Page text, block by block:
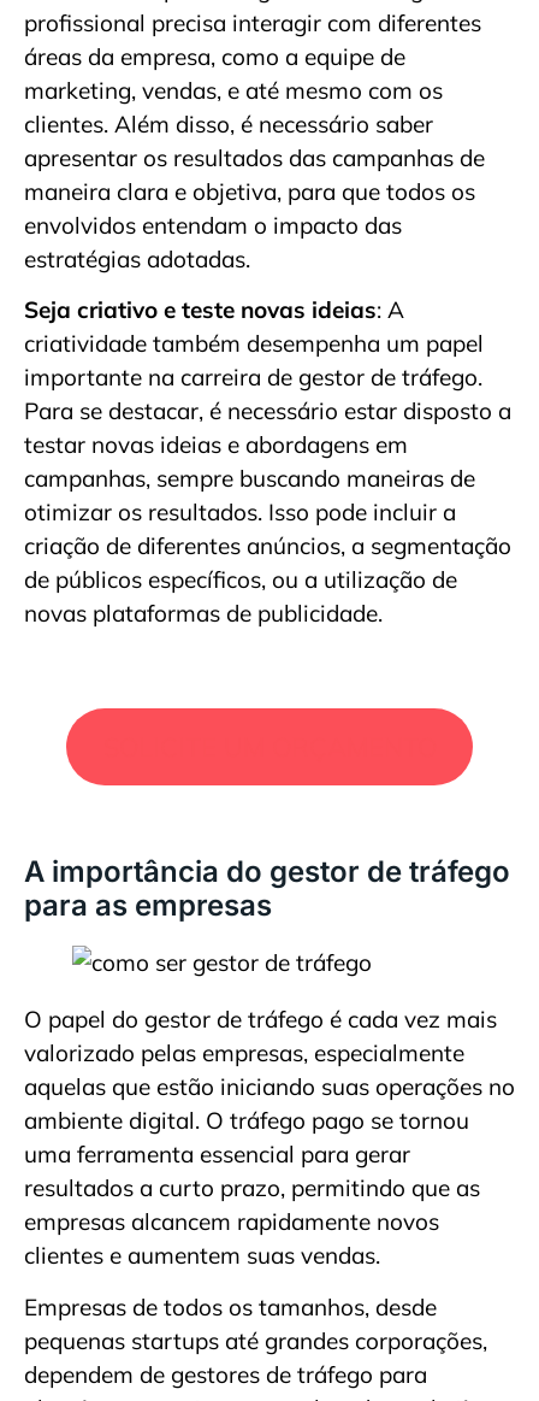
profissional precisa interagir com diferentes
áreas da empresa, como a equipe de
marketing, vendas, e até mesmo com os
clientes. Além disso, é necessário saber
apresentar os resultados das campanhas de
maneira clara e objetiva, para que todos os
envolvidos entendam o impacto das
estratégias adotadas.
Seja criativo e teste novas ideias: A
criatividade também desempenha um papel
importante na carreira de gestor de tráfego.
Para se destacar, é necessário estar disposto a
testar novas ideias e abordagens em
campanhas, sempre buscando maneiras de
otimizar os resultados. Isso pode incluir a
criação de diferentes anúncios, a segmentação
de públicos específicos, ou a utilização de
novas plataformas de publicidade.
A importância do gestor de tráfego
para as empresas
O papel do gestor de tráfego é cada vez mais
valorizado pelas empresas, especialmente
aquelas que estão iniciando suas operações no
ambiente digital. O tráfego pago se tornou
uma ferramenta essencial para gerar
resultados a curto prazo, permitindo que as
empresas alcancem rapidamente novos
clientes e aumentem suas vendas.
Empresas de todos os tamanhos, desde
pequenas startups até grandes corporações,
dependem de gestores de tráfego para